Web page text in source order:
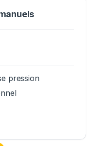
pression